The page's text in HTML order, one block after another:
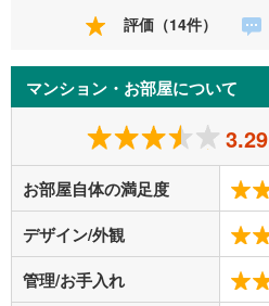
評価（14件）
マンション・お部屋について
3.29
お部屋自体の満足度
デザイン/外観
管理/お手入れ